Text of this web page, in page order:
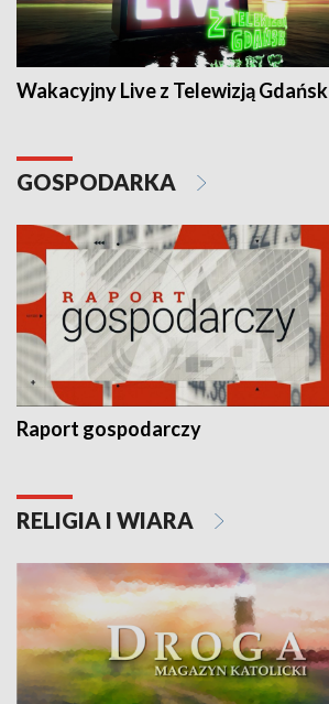
Wakacyjny Live z Telewizją Gdańsk
GOSPODARKA
Raport gospodarczy
RELIGIA I WIARA